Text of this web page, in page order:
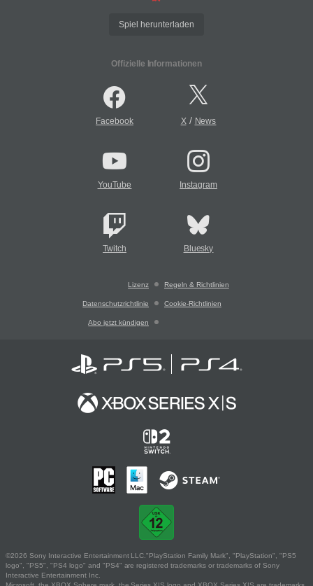
Spiel herunterladen
Offizielle Informationen
Facebook X/ News
YouTube Instagram
Twitch Bluesky
Lizenz Regeln & Richtlinien
Datenschutzrichtlinie Cookie-Richtlinien
Abo jetzt kündigen
©2026 Sony Interactive Entertainment LLC."PlayStation Family Mark", "PlayStation", "PS5
logo", "PS5", "PS4 logo" and "PS4" are registered trademarks or trademarks of Sony
Interactive Entertainment Inc.